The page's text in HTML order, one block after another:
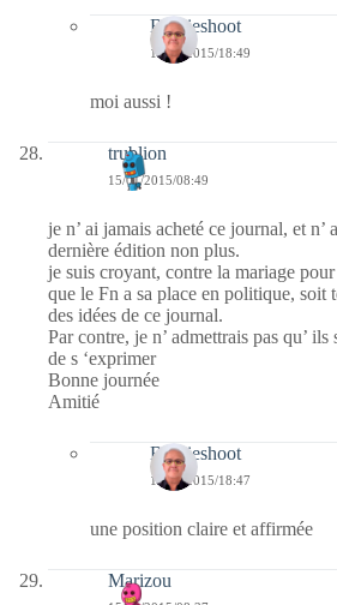
Bernieshoot
15/01/2015/18:49
moi aussi !
trublion
15/01/2015/08:49
je n’ ai jamais acheté ce journal, et n’
dernière édition non plus.
je suis croyant, contre la mariage
que le Fn a sa place en politique, soit
des idées de ce journal.
Par contre, je n’ admettrais pas qu’ ils
de s ‘exprimer
Bonne journée
Amitié
Bernieshoot
15/01/2015/18:47
une position claire et affirmée
Marizou